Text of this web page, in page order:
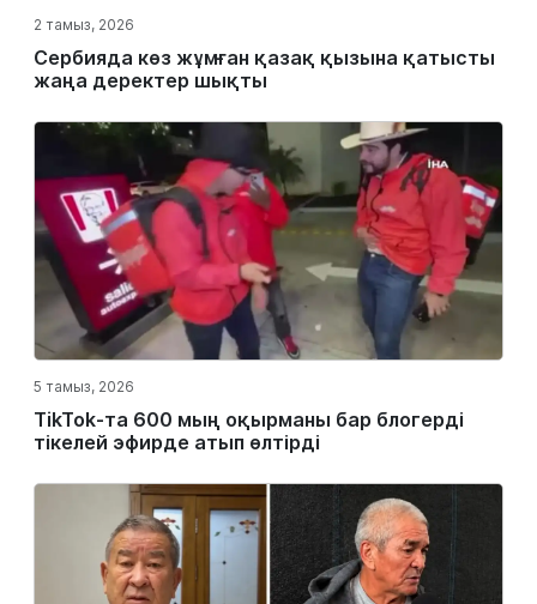
2 тамыз, 2026
Сербияда көз жұмған қазақ қызына қатысты
жаңа деректер шықты
5 тамыз, 2026
TikTok-та 600 мың оқырманы бар блогерді
тікелей эфирде атып өлтірді